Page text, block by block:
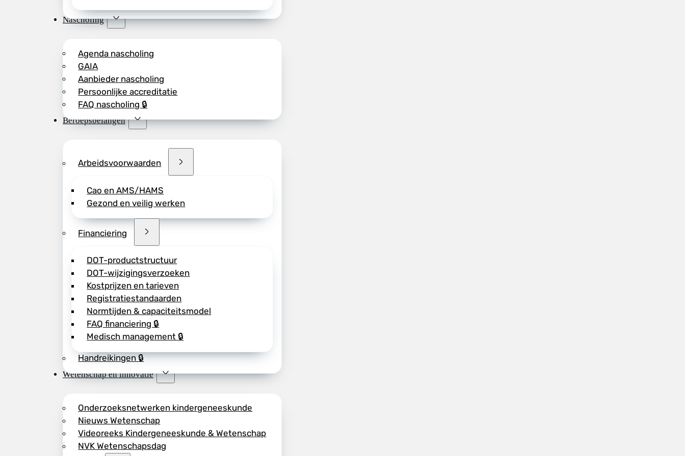
Nascholing
Agenda nascholing
GAIA
Aanbieder nascholing
Persoonlijke accreditatie
FAQ nascholing 🔒
Beroepsbelangen
Arbeidsvoorwaarden
Cao en AMS/HAMS
Gezond en veilig werken
Financiering
DOT-productstructuur
DOT-wijzigingsverzoeken
Kostprijzen en tarieven
Registratiestandaarden
Normtijden & capaciteitsmodel
FAQ financiering 🔒
Medisch management 🔒
Handreikingen 🔒
Wetenschap en innovatie
Onderzoeksnetwerken kindergeneeskunde
Nieuws Wetenschap
Videoreeks Kindergeneeskunde & Wetenschap
NVK Wetenschapsdag